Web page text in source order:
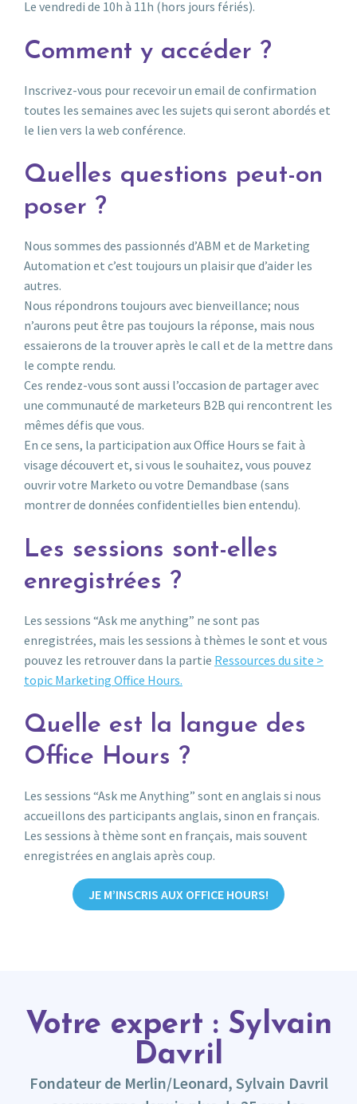
Le vendredi de 10h à 11h (hors jours fériés).
Comment y accéder ?
Inscrivez-vous pour recevoir un email de confirmation
toutes les semaines avec les sujets qui seront abordés et
le lien vers la web conférence.
Quelles questions peut-on
poser ?
Nous sommes des passionnés d’ABM et de Marketing
Automation et c’est toujours un plaisir que d’aider les
autres.
Nous répondrons toujours avec bienveillance; nous
n’aurons peut être pas toujours la réponse, mais nous
essaierons de la trouver après le call et de la mettre dans
le compte rendu.
Ces rendez-vous sont aussi l’occasion de partager avec
une communauté de marketeurs B2B qui rencontrent les
mêmes défis que vous.
En ce sens, la participation aux Office Hours se fait à
visage découvert et, si vous le souhaitez, vous pouvez
ouvrir votre Marketo ou votre Demandbase (sans
montrer de données confidentielles bien entendu).
Les sessions sont-elles
enregistrées ?
Les sessions “Ask me anything” ne sont pas
enregistrées, mais les sessions à thèmes le sont et vous
pouvez les retrouver dans la partie Ressources du site >
topic Marketing Office Hours.
Quelle est la langue des
Office Hours ?
Les sessions “Ask me Anything” sont en anglais si nous
accueillons des participants anglais, sinon en français.
Les sessions à thème sont en français, mais souvent
enregistrées en anglais après coup.
JE M’INSCRIS AUX OFFICE HOURS!
Votre expert : Sylvain
Davril
Fondateur de Merlin/Leonard, Sylvain Davril